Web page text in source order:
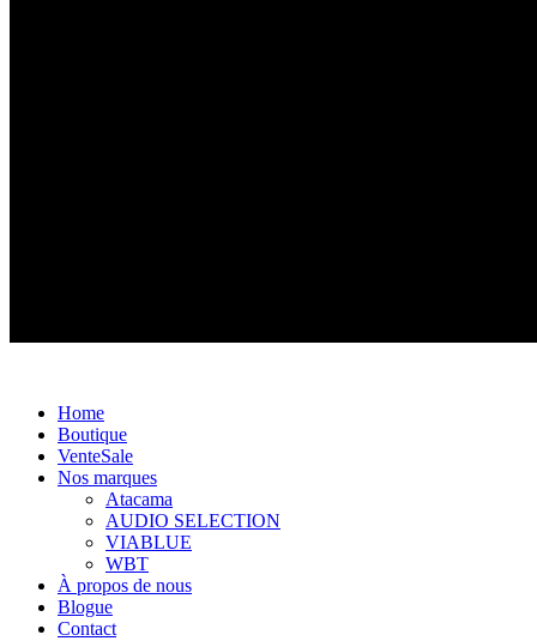
Home
Boutique
VenteSale
Nos marques
Atacama
AUDIO SELECTION
VIABLUE
WBT
À propos de nous
Blogue
Contact